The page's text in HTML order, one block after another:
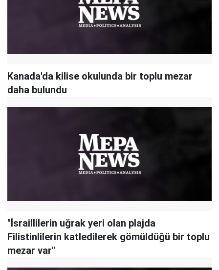
Kanada'da kilise okulunda bir toplu mezar
daha bulundu
"İsraillilerin uğrak yeri olan plajda
Filistinlilerin katledilerek gömüldüğü bir toplu
mezar var"